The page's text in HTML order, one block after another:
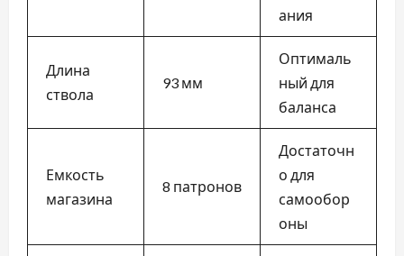
ания
Длина
ствола
93 мм
Оптималь
ный для
баланса
Емкость
магазина
8 патронов
Достаточн
о для
самообор
оны